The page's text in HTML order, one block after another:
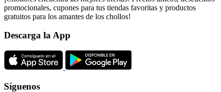
promocionales, cupones para tus tiendas favoritas y productos
gratuitos para los amantes de los chollos!
Descarga la App
Síguenos